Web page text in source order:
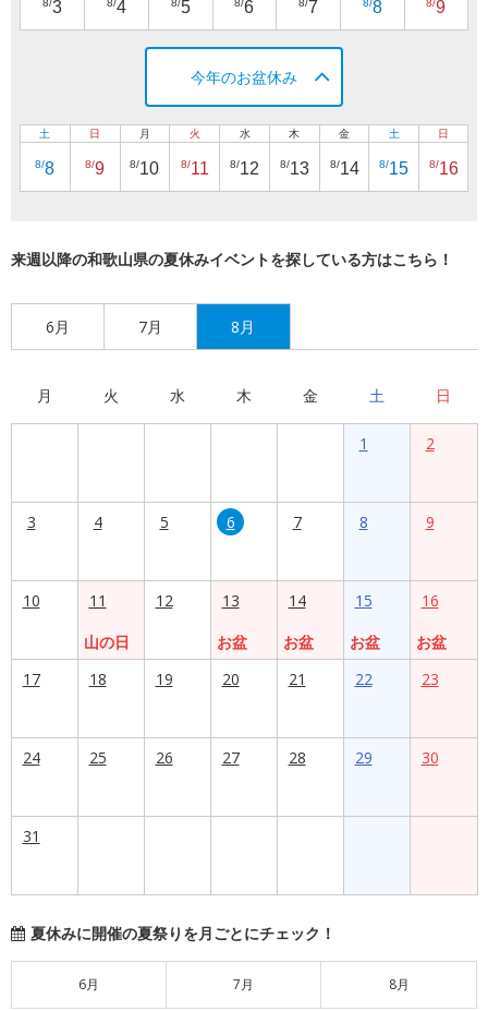
3 4 5 6 7 8 9
今年のお盆休み
土
8/8
日
8/9
月
8/10
火
8/11
水
8/12
木
8/13
金
8/14
土
8/15
日
8/16
来週以降の和歌山県の夏休みイベントを探している方はこちら！
6月 7月 8月
月 火 水 木 金 土 日
1 2
3 4 5 6 7 8 9
10
11
山の日
12
13
お盆
14
お盆
15
お盆
16
お盆
17
18 19 20 21 22 23
24 25 26 27 28 29 30
31
夏休みに開催の夏祭りを月ごとにチェック！
6月 7月 8月